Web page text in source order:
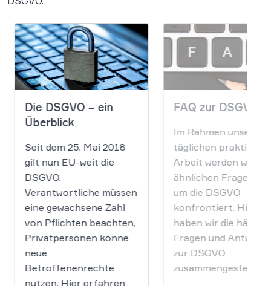
Die DSGVO – ein
Überblick
Seit dem 25. Mai 2018
gilt nun EU-weit die
DSGVO.
Verantwortliche müssen
eine gewachsene Zahl
von Pflichten beachten,
Privatpersonen könne
neue
Betroffenenrechte
nutzen. Hier erfahren
FAQ zur DSGVO
Im Rahmen unserer
täglichen
Arbeit werden wir
ähnlichen Fragen
um die DSGVO
konfrontiert. Hier
haben wir die
Fragen und
zur DSGVO
zusammengestellt.